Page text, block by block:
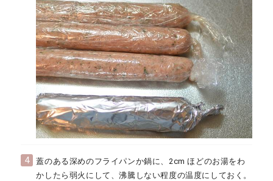
4
蓋のある深めのフライパンか鍋に、2cm ほどのお湯をわ
かしたら弱火にして、沸騰しない程度の温度にしておく。